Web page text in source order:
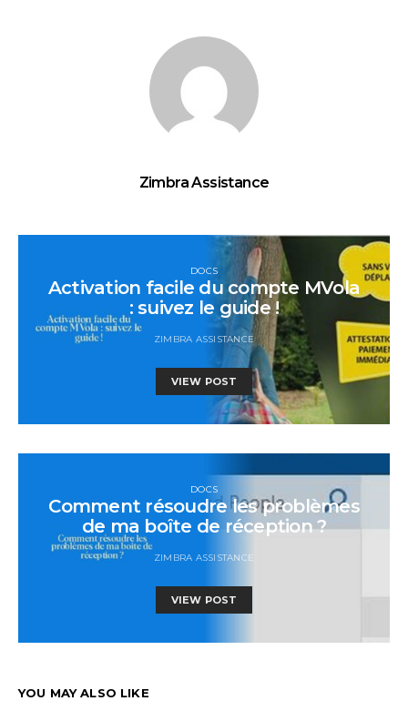
Zimbra Assistance
DOCS
Activation facile du compte MVola
: suivez le guide !
ZIMBRA ASSISTANCE
VIEW POST
DOCS
Comment résoudre les problèmes
de ma boîte de réception ?
ZIMBRA ASSISTANCE
VIEW POST
YOU MAY ALSO LIKE